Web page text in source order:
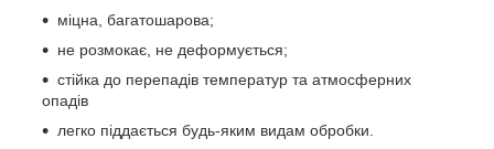
міцна, багатошарова;
не розмокає, не деформується;
стійка до перепадів температур та атмосферних
опадів
легко піддається будь-яким видам обробки.